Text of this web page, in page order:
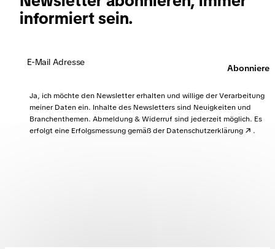
Außerdem sollte man darauf achten, dass das
erstellen kann. So wird nicht nur digital, sondern
informiert sein.
Abonnieren
Ja, ich möchte den Newsletter erhalten und willige der Verarbeitung
meiner Daten ein. Inhalte des Newsletters sind Neuigkeiten und
Branchenthemen. Abmeldung & Widerruf sind jederzeit möglich. Es
erfolgt eine Erfolgsmessung gemäß der Datenschutzerklärung .